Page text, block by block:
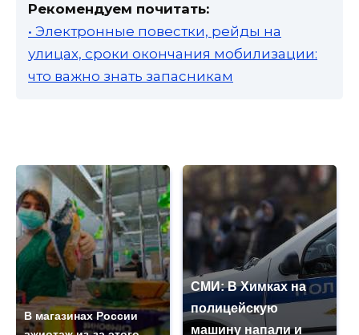
Рекомендуем почитать:
• Электронные повестки, рейды на
улицах, сроки окончания мобилизации:
что важно знать запасникам
В магазинах России
СМИ: В Химках на
полицейскую
машину напали и